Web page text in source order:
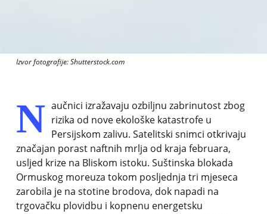
Izvor fotografije: Shutterstock.com
N aučnici izražavaju ozbiljnu zabrinutost zbog
rizika od nove ekološke katastrofe u
Persijskom zalivu. Satelitski snimci otkrivaju
značajan porast naftnih mrlja od kraja februara,
usljed krize na Bliskom istoku. Suštinska blokada
Ormuskog moreuza tokom posljednja tri mjeseca
zarobila je na stotine brodova, dok napadi na
trgovačku plovidbu i kopnenu energetsku